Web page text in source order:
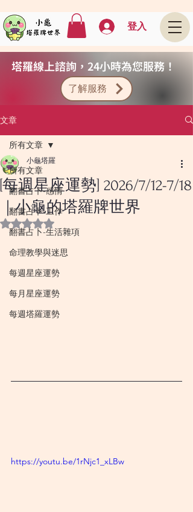
登入
塔羅線上諮詢，24小時為您服務！
了解服務
文章
所有文章
翻書占卜-感情
翻書占卜-工作
翻書占卜-生活雜項
命理教學與迷思
每週星座運勢
每月星座運勢
每週塔羅運勢
所有文章
[每週星座運勢] 2026/7/12-7/18
｜小龜的塔羅牌世界
小龜塔羅
評等為 NaN（最高為 5 顆星）。
https://youtu.be/1rNjc1_xLBw